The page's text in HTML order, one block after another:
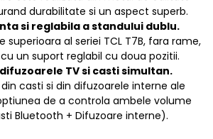
durabilitate si un aspect superb.
si reglabila a standului dublu.
superioara al seriei TCL T7B, fara rame,
un suport reglabil cu doua pozitii.
TV si casti simultan.
casti si din difuzoarele interne ale
de a controla ambele volume
Bluetooth + Difuzoare interne).